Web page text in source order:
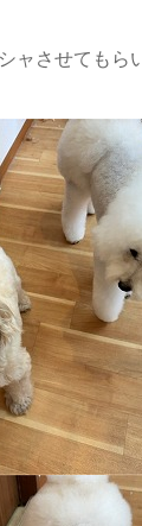
ャさせてもら